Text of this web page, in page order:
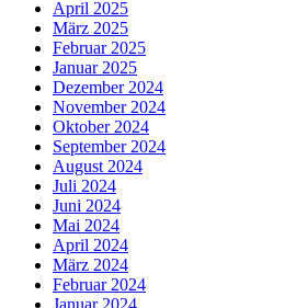
April 2025
März 2025
Februar 2025
Januar 2025
Dezember 2024
November 2024
Oktober 2024
September 2024
August 2024
Juli 2024
Juni 2024
Mai 2024
April 2024
März 2024
Februar 2024
Januar 2024